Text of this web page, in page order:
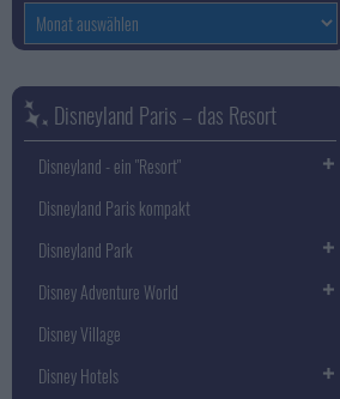
Monatsarchiv
Disneyland Paris – das Resort
Disneyland - ein "Resort"
Disneyland Paris kompakt
Disneyland Park
Disney Adventure World
Disney Village
Disney Hotels